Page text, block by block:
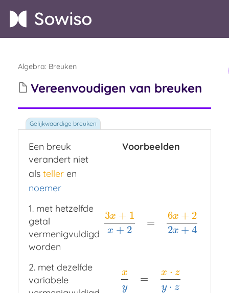
Algebra: Breuken
Vereenvoudigen van breuken
Een breuk
verandert niet
als teller
teller en
noemer
noemer
Voorbeelden
1. met hetzelfde
getal
vermenigvuldigd
worden
3x + 1
x + 2
=
6x + 2
2x + 4
3x+1x+ =6 22x+4
2. met dezelfde
variabele
x
y
=
x ⋅ z
y ⋅ z
y=x y⋅z